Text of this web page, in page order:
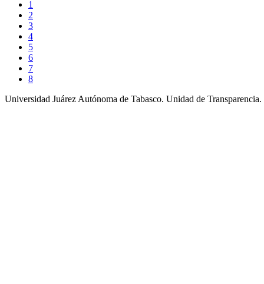
1
2
3
4
5
6
7
8
Universidad Juárez Autónoma de Tabasco. Unidad de Transparencia.